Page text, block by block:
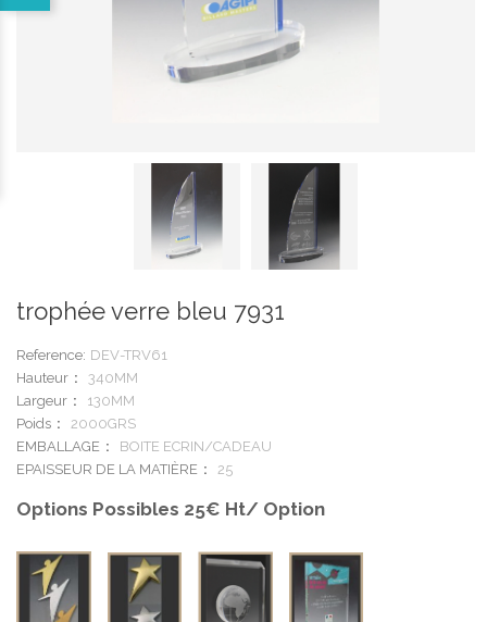
trophée verre bleu 7931
Reference: DEV-TRV61
Hauteur
340MM
Largeur
130MM
Poids
2000GRS
EMBALLAGE
BOITE ECRIN/CADEAU
EPAISSEUR DE LA MATIÈRE
25
Options Possibles 25€ Ht/ Option